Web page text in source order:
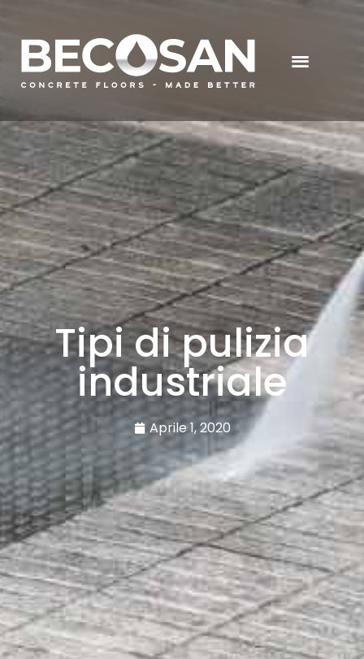
Tipi di pulizia
industriale
Aprile 1, 2020